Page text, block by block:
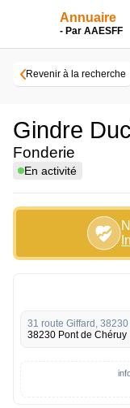
Annuaire
- Par AAESFF
Revenir à la recherche
Gindre
Fonderie
En activité
31 route Giffard,
38230 Pont de Chéruy